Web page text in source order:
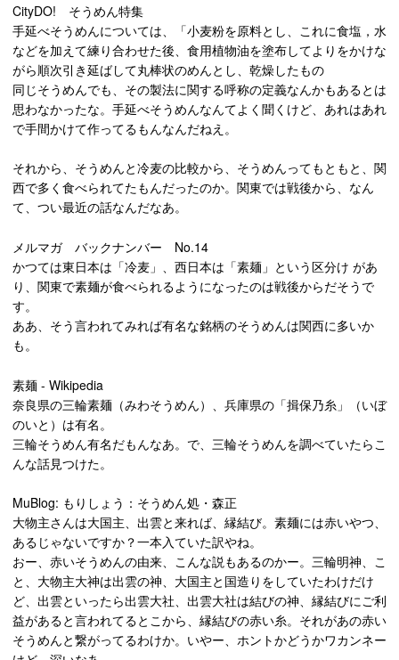
CityDO! そうめん特集
手延べそうめんについては、「小麦粉を原料とし、これに食塩，水
などを加えて練り合わせた後、食用植物油を塗布してよりをかけな
がら順次引き延ばして丸棒状のめんとし、乾燥したもの
同じそうめんでも、その製法に関する呼称の定義なんかもあるとは
思わなかったな。手延べそうめんなんてよく聞くけど、あれはあれ
で手間かけて作ってるもんなんだねえ。
それから、そうめんと冷麦の比較から、そうめんってもともと、関
西で多く食べられてたもんだったのか。関東では戦後から、なん
て、つい最近の話なんだなあ。
メルマガ バックナンバー No.14
かつては東日本は「冷麦」、西日本は「素麺」という区分け があ
り、関東で素麺が食べられるようになったのは戦後からだそうで
す。
ああ、そう言われてみれば有名な銘柄のそうめんは関西に多いか
も。
素麺 - Wikipedia
奈良県の三輪素麺（みわそうめん）、兵庫県の「揖保乃糸」（いぼ
のいと）は有名。
三輪そうめん有名だもんなあ。で、三輪そうめんを調べていたらこ
んな話見つけた。
MuBlog: もりしょう：そうめん処・森正
大物主さんは大国主、出雲と来れば、縁結び。素麺には赤いやつ、
あるじゃないですか？一本入ていた訳やね。
おー、赤いそうめんの由来、こんな説もあるのかー。三輪明神、こ
と、大物主大神は出雲の神、大国主と国造りをしていたわけだけ
ど、出雲といったら出雲大社、出雲大社は結びの神、縁結びにご利
益があると言われてるとこから、縁結びの赤い糸。それがあの赤い
そうめんと繋がってるわけか。いやー、ホントかどうかワカンネー